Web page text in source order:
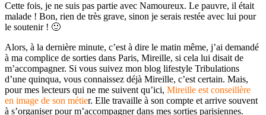
Cette fois, je ne suis pas partie avec Namoureux. Le pauvre, il était
malade ! Bon, rien de très grave, sinon je serais restée avec lui pour
le soutenir ! 🙂
Alors, à la dernière minute, c’est à dire le matin même, j’ai demandé
à ma complice de sorties dans Paris, Mireille, si cela lui disait de
m’accompagner. Si vous suivez mon blog lifestyle Tribulations
d’une quinqua, vous connaissez déjà Mireille, c’est certain. Mais,
pour mes lecteurs qui ne me suivent qu’ici, Mireille est conseillère
en image de son métier. Elle travaille à son compte et arrive souvent
à s’organiser pour m’accompagner dans mes sorties parisiennes.